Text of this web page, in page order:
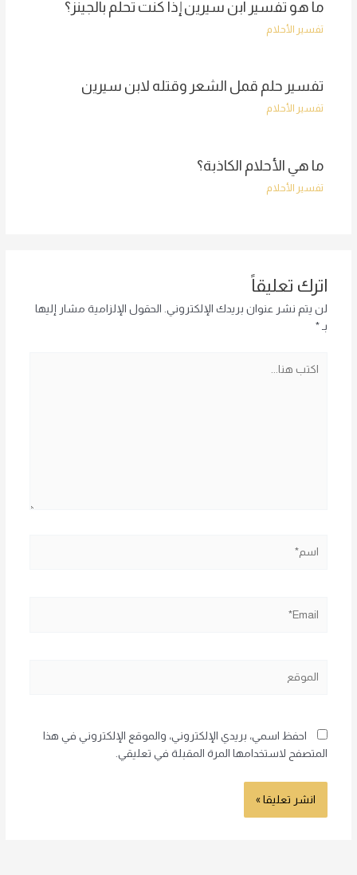
ما هو تفسير ابن سيرين إذا كنت تحلم بالجينز؟
تفسير الأحلام
تفسير حلم قمل الشعر وقتله لابن سيرين
تفسير الأحلام
ما هي الأحلام الكاذبة؟
تفسير الأحلام
اترك تعليقاً
لن يتم نشر عنوان بريدك الإلكتروني. الحقول الإلزامية مشار إليها
بـ *
احفظ اسمي، بريدي الإلكتروني، والموقع الإلكتروني في هذا
المتصفح لاستخدامها المرة المقبلة في تعليقي.